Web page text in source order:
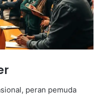
peran pemuda